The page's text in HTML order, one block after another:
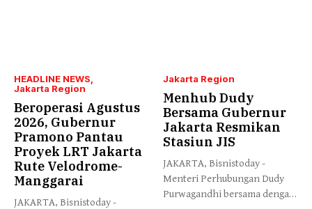
HEADLINE NEWS
Jakarta Region
Beroperasi Agustus
2026, Gubernur
Pramono Pantau
Proyek LRT Jakarta
Rute Velodrome-
Manggarai
JAKARTA, Bisnistoday -
Jakarta Region
Menhub Dudy
Bersama Gubernur
Jakarta Resmikan
Stasiun JIS
JAKARTA, Bisnistoday -
Menteri Perhubungan Dudy
Purwagandhi bersama dengan